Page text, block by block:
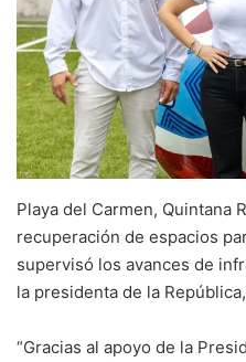
Playa del Carmen, Quintana
recuperación de espacios
supervisó los avances de
la presidenta de la
“Gracias al apoyo de la